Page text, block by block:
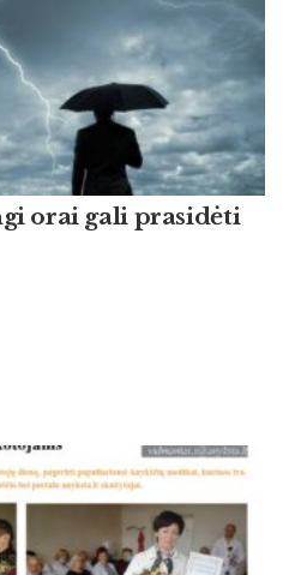
orai gali prasidėti